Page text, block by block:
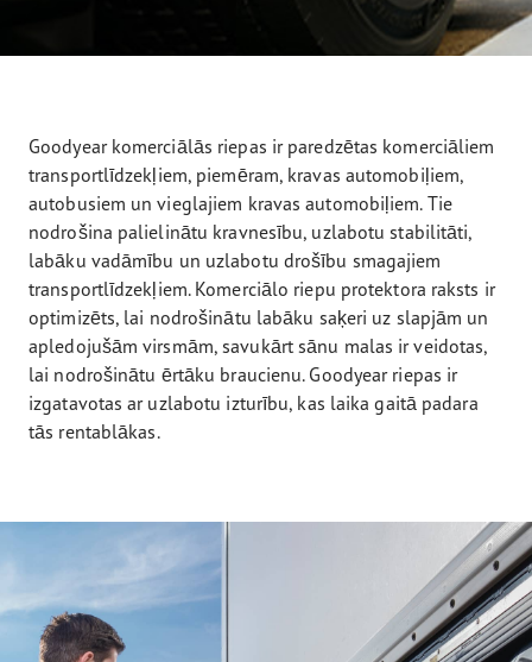
Goodyear komerciālās riepas ir paredzētas komerciāliem
transportlīdzekļiem, piemēram, kravas automobiļiem,
autobusiem un vieglajiem kravas automobiļiem. Tie
nodrošina palielinātu kravnesību, uzlabotu stabilitāti,
labāku vadāmību un uzlabotu drošību smagajiem
transportlīdzekļiem. Komerciālo riepu protektora raksts ir
optimizēts, lai nodrošinātu labāku saķeri uz slapjām un
apledojušām virsmām, savukārt sānu malas ir veidotas,
lai nodrošinātu ērtāku braucienu. Goodyear riepas ir
izgatavotas ar uzlabotu izturību, kas laika gaitā padara
tās rentablākas.